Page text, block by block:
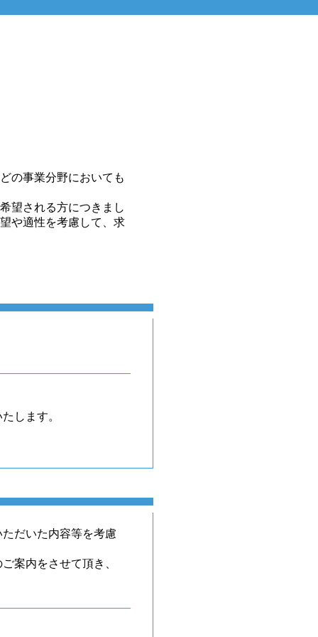
の事業分野においても
望される方につきまし
や適性を考慮して、求
します。
だいた内容等を考慮
案内をさせて頂き、